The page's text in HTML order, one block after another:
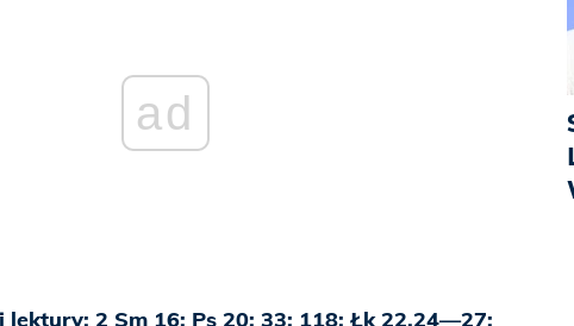
ad
lektury: 2 Sm 16; Ps 20; 33; 118; Łk 22,24—27;